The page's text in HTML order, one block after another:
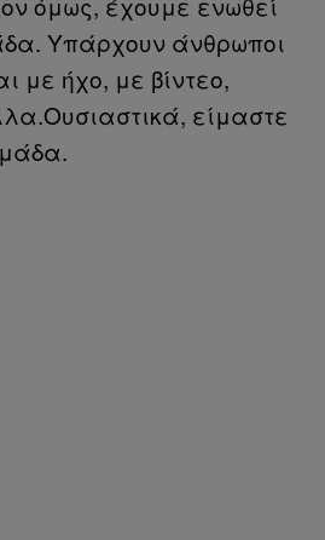
Υπάρχουν άνθρωποι
με ήχο, με βίντεο,
είμαστε